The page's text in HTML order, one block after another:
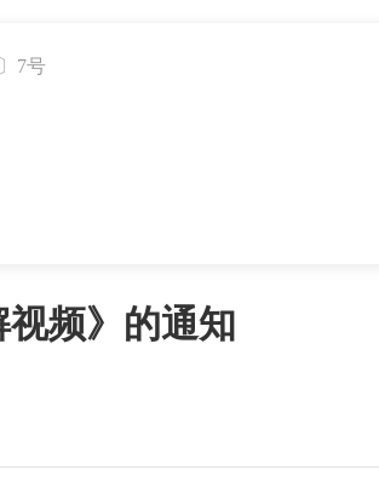
7号
频》的通知